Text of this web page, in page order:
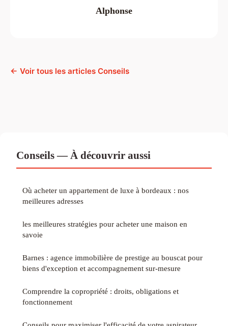
Alphonse
← Voir tous les articles Conseils
Conseils — À découvrir aussi
Où acheter un appartement de luxe à bordeaux : nos
meilleures adresses
les meilleures stratégies pour acheter une maison en
savoie
Barnes : agence immobilière de prestige au bouscat pour
biens d'exception et accompagnement sur‑mesure
Comprendre la copropriété : droits, obligations et
fonctionnement